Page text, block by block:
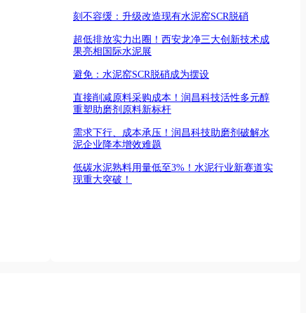
刻不容缓：升级改造现有水泥窑SCR脱硝
超低排放实力出圈！西安龙净三大创新技术成
果亮相国际水泥展
避免：水泥窑SCR脱硝成为摆设
直接削减原料采购成本！润昌科技活性多元醇
重塑助磨剂原料新标杆
需求下行、成本承压！润昌科技助磨剂破解水
泥企业降本增效难题
低碳水泥熟料用量低至3%！水泥行业新赛道实
现重大突破！